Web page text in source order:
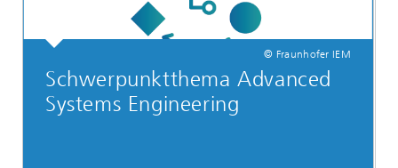
© Fraunhofer IEM
Schwerpunktthema Advanced
Systems Engineering